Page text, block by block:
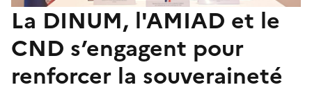
La DINUM, l'AMIAD et le
CND s’engagent pour
renforcer la souveraineté